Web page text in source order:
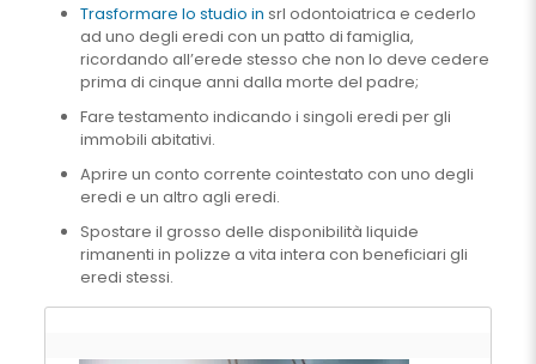
Trasformare lo studio in srl odontoiatrica e cederlo
ad uno degli eredi con un patto di famiglia,
ricordando all’erede stesso che non lo deve cedere
prima di cinque anni dalla morte del padre;
Fare testamento indicando i singoli eredi per gli
immobili abitativi.
Aprire un conto corrente cointestato con uno degli
eredi e un altro agli eredi.
Spostare il grosso delle disponibilità liquide
rimanenti in polizze a vita intera con beneficiari gli
eredi stessi.